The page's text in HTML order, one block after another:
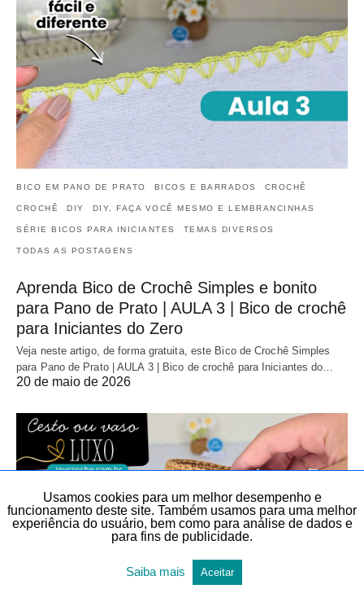
BICO EM PANO DE PRATO BICOS E BARRADOS CROCHÊ
CROCHÊ DIY DIY, FAÇA VOCÊ MESMO E LEMBRANCINHAS
SÉRIE BICOS PARA INICIANTES TEMAS DIVERSOS
TODAS AS POSTAGENS
Aprenda Bico de Crochê Simples e bonito
para Pano de Prato | AULA 3 | Bico de crochê
para Iniciantes do Zero
Veja neste artigo, de forma gratuita, este Bico de Crochê Simples
para Pano de Prato | AULA 3 | Bico de crochê para Iniciantes do…
20 de maio de 2026
Usamos cookies para um melhor desempenho e
funcionamento deste site. Também usamos para uma melhor
experiência do usuário, bem como para análise de dados e
para fins de publicidade.
Saiba mais Aceitar